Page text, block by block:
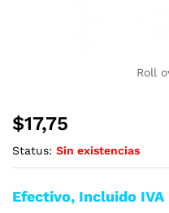
Roll
$17,75
Status: Sin existencias
Efectivo, Incluido IVA